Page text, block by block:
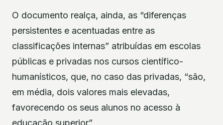
O documento realça, ainda, as “diferenças
persistentes e acentuadas entre as
classificações internas” atribuídas em escolas
públicas e privadas nos cursos científico-
humanísticos, que, no caso das privadas, “são,
em média, dois valores mais elevadas,
favorecendo os seus alunos no acesso à
educação superior”.